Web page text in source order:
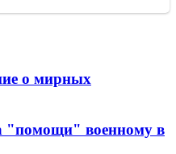
о мирных
военному в